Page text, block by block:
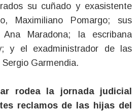
su cuñado y exasistente
Maximiliano Pomargo; sus
Maradona; la escribana
y el exadministrador de las
Garmendia.
rodea la jornada judicial
reclamos de las hijas del